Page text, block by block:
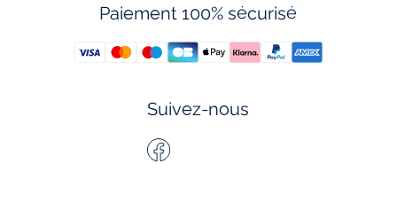
Paiement 100% sécurisé
Suivez-nous
Facebook